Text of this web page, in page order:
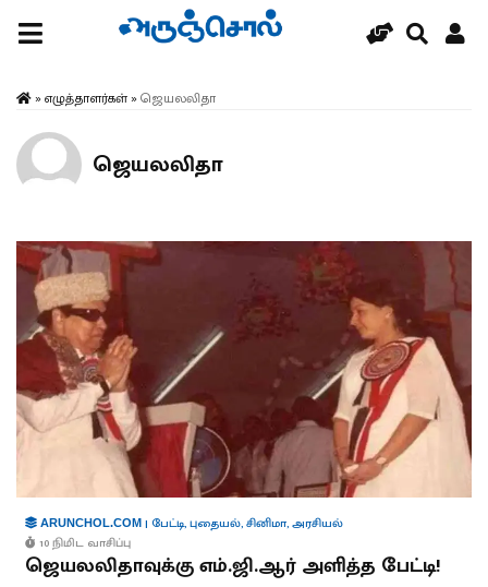
» எழுத்தாளர்கள்» ஜெயலலிதா
ஜெயலலிதா
ARUNCHOL.COM | பேட்டி,புதையல்,சினிமா,அரசியல்
10 நிமிட வாசிப்பு
ஜெயலலிதாவுக்கு எம்.ஜி.ஆர் அளித்த பேட்டி!